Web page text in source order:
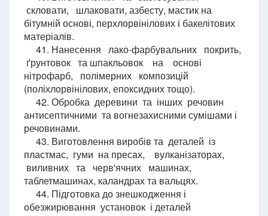
скловати, шлаковати, азбесту, мастик на
бітумній основі, перхлорвінілових і бакелітових
матеріалів.
41. Нанесення лако-фарбувальних покрить,
ґрунтовок та шпакльовок на основі
нітрофарб, полімерних композицій
(поліхлорвінілових, епоксидних тощо).
42. Обробка деревини та інших речовин
антисептичними та вогнезахисними сумішами і
речовинами.
43. Виготовлення виробів та деталей із
пластмас, гуми на пресах, вулканізаторах,
виливних та черв'ячних машинах,
таблетмашинах, каландрах та вальцях.
44. Підготовка до знешкодження і
обезжирювання установок і деталей